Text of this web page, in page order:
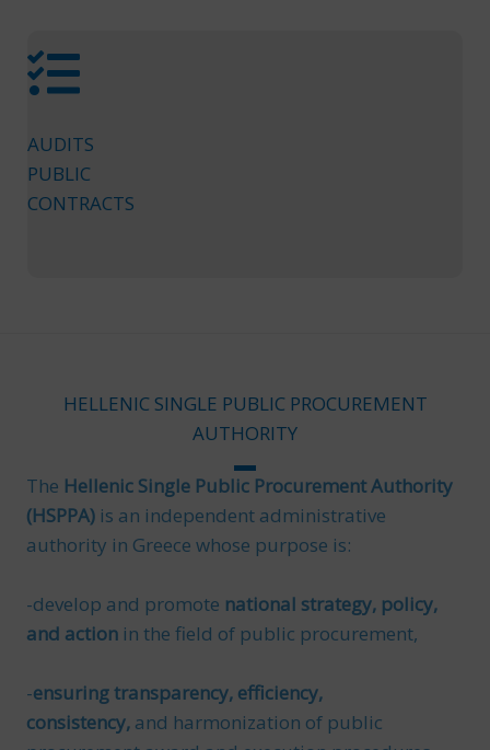
AUDITS
PUBLIC
CONTRACTS
HELLENIC SINGLE PUBLIC PROCUREMENT
AUTHORITY
The Hellenic Single Public Procurement Authority
(HSPPA) is an independent administrative
authority in Greece whose purpose is:
-develop and promote national strategy, policy,
and action in the field of public procurement,
-ensuring transparency, efficiency,
consistency, and harmonization of public